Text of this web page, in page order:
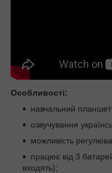
Особливості:
навчальний
озвучування
можливість
працює від 3
входять);